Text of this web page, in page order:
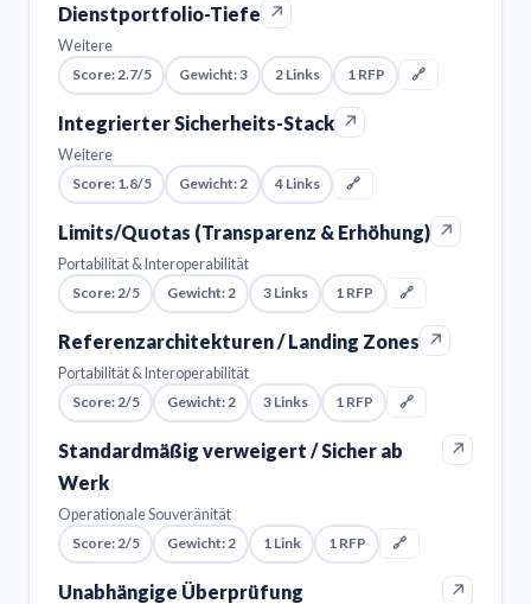
Dienstportfolio-Tiefe ↗
Weitere
Score: 2.7/5
Gewicht: 3 2 Links 1 RFP 🔗
Integrierter Sicherheits-Stack ↗
Weitere
Score: 1.8/5
Gewicht: 2 4 Links 🔗
Limits/Quotas (Transparenz & Erhöhung) ↗
Portabilität & Interoperabilität
Score: 2/5
Gewicht: 2 3 Links 1 RFP 🔗
Referenzarchitekturen / Landing Zones ↗
Portabilität & Interoperabilität
Score: 2/5
Gewicht: 2 3 Links 1 RFP 🔗
Standardmäßig verweigert / Sicher ab
Werk
↗
Operationale Souveränität
Score: 2/5
Gewicht: 2 1 Link 1 RFP 🔗
Unabhängige Überprüfung
↗